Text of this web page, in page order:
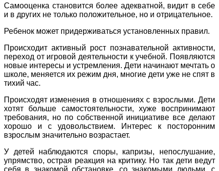
Самооценка становится более адекватной, видит в себе
и в других не только положительное, но и отрицательное.
Ребенок может придерживаться установленных правил.
Происходит активный рост познавательной активности,
переход от игровой деятельности к учебной. Появляются
новые интересы и устремления. Дети начинают мечтать о
школе, меняется их режим дня, многие дети уже не спят в
тихий час.
Происходят изменения в отношениях с взрослыми. Дети
хотят больше самостоятельности, хуже воспринимают
требования, но по собственной инициативе все делают
хорошо и с удовольствием. Интерес к посторонним
взрослым значительно возрастает.
У детей наблюдаются споры, капризы, непослушание,
упрямство, острая реакция на критику. Но так дети ведут
себя в знакомой обстановке, со знакомыми людьми, с